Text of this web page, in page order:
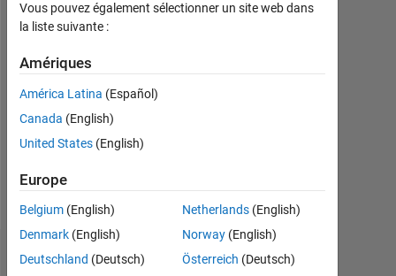
y a
Followers:
0
Following:
Follow
Badges
Vous pouvez également sélectionner un site web dans
la liste suivante :
Amériques
América Latina (Español)
Canada (English)
United States (English)
Europe
Belgium (English)
Denmark (English)
Deutschland (Deutsch)
Netherlands(English)
Norway(English)
Österreich (Deutsch)